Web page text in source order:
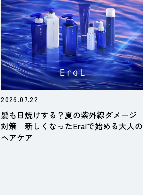
2026.07.22
髪も日焼けする？夏の紫外線ダメージ
対策｜新しくなったEralで始める大人の
ヘアケア